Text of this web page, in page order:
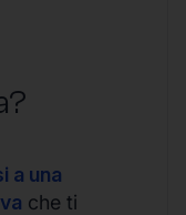
a una
che ti